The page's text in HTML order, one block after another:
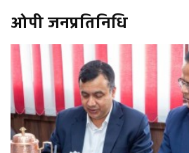
ओपी जनप्रतिनिधि